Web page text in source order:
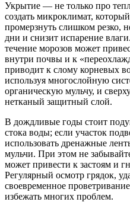
Укрытие — не только про
создать микроклимат,
промерзнуть слишком резко,
дни и снизит испарение
течение морозов может
внутри почвы и к
приводит к слому корневых
используя многослойную
органическую мульчу, и
нетканый защитный слой.
В дождливые годы стоит
стока воды; если участок
использовать дренажные
мульчи. При этом не
может привести к застоям и
Регулярный осмотр грядок,
своевременное
избежать многих проблем.